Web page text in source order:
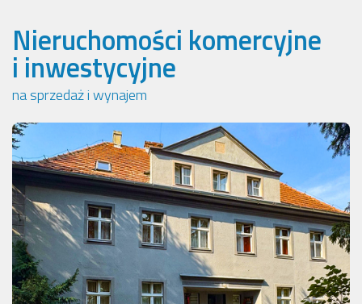
Nieruchomości komercyjne
i inwestycyjne
na sprzedaż i wynajem